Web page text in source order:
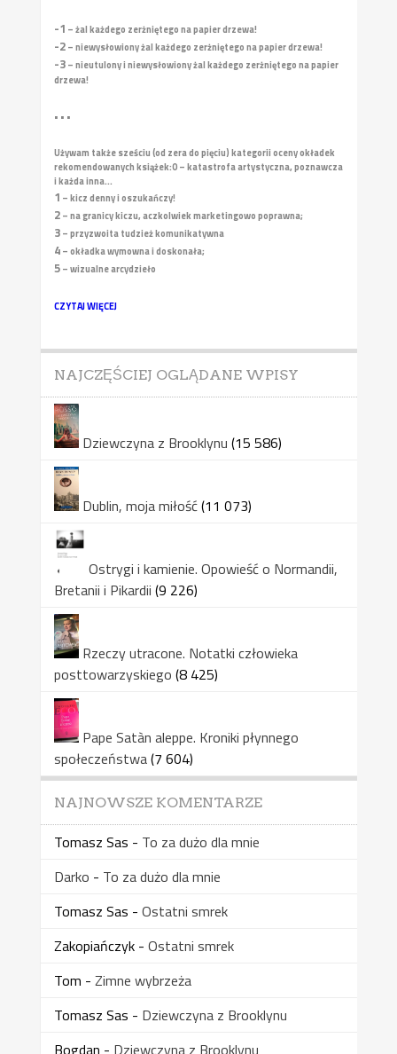
-1 – żal każdego zerżniętego na papier drzewa!
-2– niewysłowiony żal każdego zerżniętego na papier drzewa!
-3– nieutulony i niewysłowiony żal każdego zerżniętego na papier
drzewa!
• • •
Używam także sześciu (od zera do pięciu) kategorii oceny okładek
rekomendowanych książek:0 – katastrofa artystyczna, poznawcza
i każda inna...
1 – kicz denny i oszukańczy!
2– na granicy kiczu, aczkolwiek marketingowo poprawna;
3– przyzwoita tudzież komunikatywna
4– okładka wymowna i doskonała;
5– wizualne arcydzieło
CZYTAJ WIĘCEJ
NAJCZĘŚCIEJ OGLĄDANE WPISY
Dziewczyna z Brooklynu (15 586)
Dublin, moja miłość(11 073)
Ostrygi i kamienie. Opowieść o Normandii,
Bretanii i Pikardii (9 226)
Rzeczy utracone. Notatki człowieka
posttowarzyskiego (8 425)
Pape Satàn aleppe. Kroniki płynnego
społeczeństwa(7 604)
NAJNOWSZE KOMENTARZE
Tomasz Sas - To za dużo dla mnie
Darko - To za dużo dla mnie
Tomasz Sas - Ostatni smrek
Zakopiańczyk- Ostatni smrek
Tom - Zimne wybrzeża
Tomasz Sas - Dziewczyna z Brooklynu